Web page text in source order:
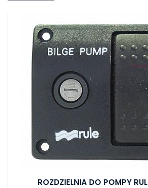
ROZDZIELNIA DO POMPY